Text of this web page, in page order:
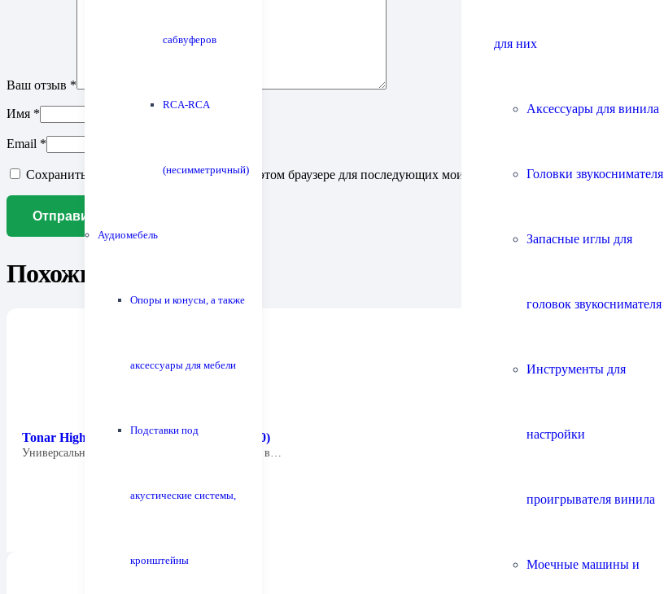
сабвуферов
RCA-RCA
(несимметричный)
Аудиомебель
Опоры и конусы, а также
аксессуары для мебели
Подставки под
акустические системы,
кронштейны
для них
Аксессуары для винила
Головки звукоснимателя
Запасные иглы для
головок звукоснимателя
Инструменты для
настройки
проигрывателя винила
Моечные машины и
Ваш отзыв *
Имя *
Email *
Сохранить моё имя, email и адрес сайта в этом браузере для последующих моих комментариев.
Похожие товары
Tonar High End Headshell SME Type (4420)
Универсальный держатель картриджей типа OM в…